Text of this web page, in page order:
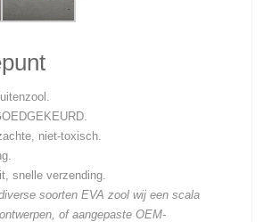
niet-toxisch.
snelle verzending.
soorten EVA zool wij een scala
of aangepaste OEM-